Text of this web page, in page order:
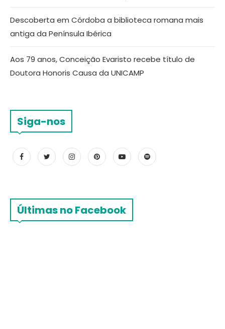
Descoberta em Córdoba a biblioteca romana mais
antiga da Península Ibérica
Aos 79 anos, Conceição Evaristo recebe título de
Doutora Honoris Causa da UNICAMP
Siga-nos
Últimas no Facebook